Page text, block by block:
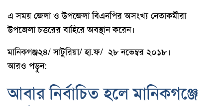
এ সময় জেলা ও উপজেলা বিএনপির অসংখ্য নেতাকর্মীরা
উপজেলা চত্তরের বাহিরে অবস্থান করেন।
মানিকগঞ্জ২৪/ সাটুরিয়া/ হা.ফ/ ২৮ নভেম্বর ২০১৮।
আরও পড়ুন:
আবার নির্বাচিত হলে মানিকগঞ্জে